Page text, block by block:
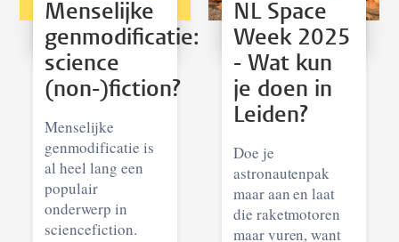
Menselijke
genmodificatie:
science
(non-)fiction?
Menselijke
genmodificatie is
al heel lang een
populair
onderwerp in
sciencefiction.
NL Space
Week 2025
- Wat kun
je doen in
Leiden?
Doe je
astronautenpak
maar aan en laat
die raketmotoren
maar vuren, want